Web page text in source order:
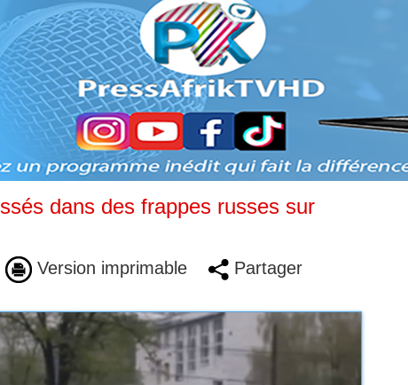
dans des frappes russes sur
Version imprimable Partager